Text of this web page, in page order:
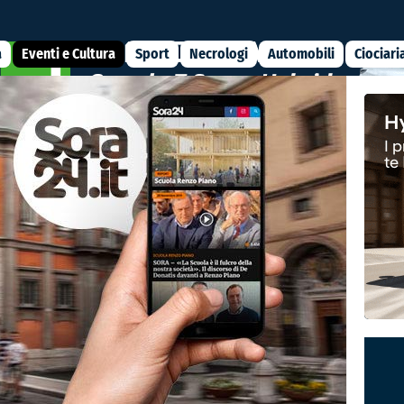
Eventi e Cultura Sport Necrologi Automobili